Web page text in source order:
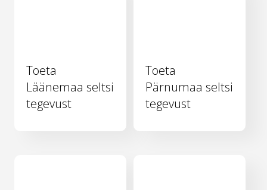
Toeta
Läänemaa seltsi
tegevust
Toeta
Pärnumaa seltsi
tegevust